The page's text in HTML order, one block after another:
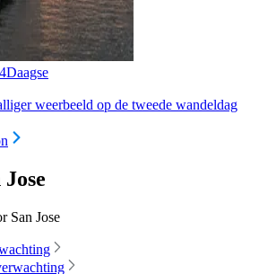
weerbeeld op de tweede wandeldag
San Jose